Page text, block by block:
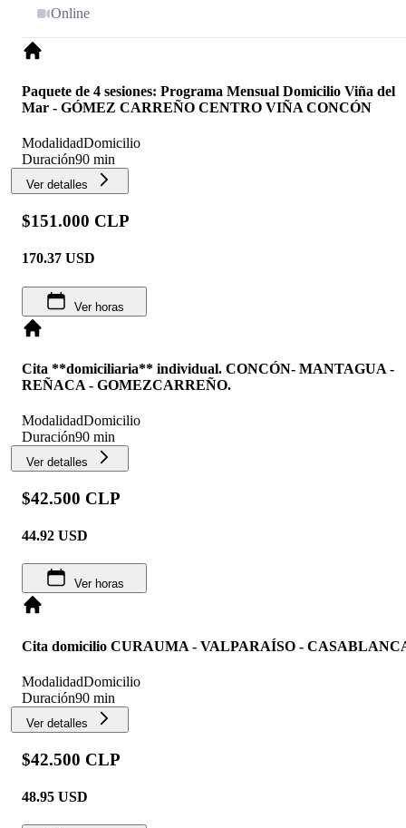
Online
Paquete de 4 sesiones: Programa Mensual Domicilio Viña del
Mar - GÓMEZ CARREÑO CENTRO VIÑA CONCÓN
ModalidadDomicilio
Duración90 min
Ver detalles
$151.000 CLP
170.37 USD
Ver horas
Cita **domiciliaria** individual. CONCÓN- MANTAGUA -
REÑACA - GOMEZCARREÑO.
ModalidadDomicilio
Duración90 min
Ver detalles
$42.500 CLP
44.92 USD
Ver horas
Cita domicilio CURAUMA - VALPARAÍSO -
ModalidadDomicilio
Duración90 min
Ver detalles
$42.500 CLP
48.95 USD